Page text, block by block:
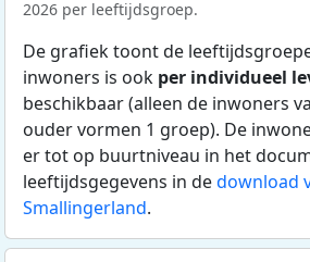
2026 per leeftijdsgroep.
De grafiek toont de
inwoners is ook per individueel
beschikbaar (alleen de inwoners
ouder vormen 1 groep). De
er tot op buurtniveau in het
leeftijdsgegevens in dedownload
Smallingerland.